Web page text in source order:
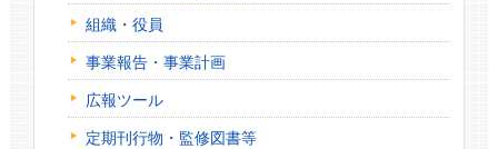
組織・役員
事業報告・事業計画
広報ツール
定期刊行物・監修図書等